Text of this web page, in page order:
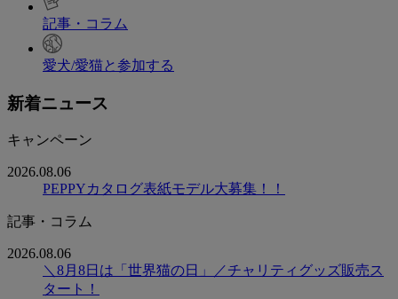
記事・コラム
愛犬/愛猫と参加する
新着ニュース
キャンペーン
2026.08.06
PEPPYカタログ表紙モデル大募集！！
記事・コラム
2026.08.06
＼8月8日は「世界猫の日」／チャリティグッズ販売ス
タート！